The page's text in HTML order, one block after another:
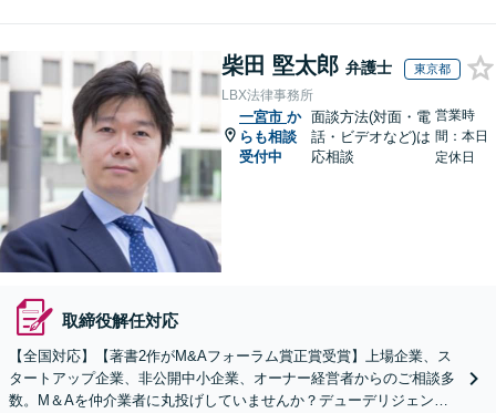
柴田 堅太郎 弁護士 東京都
LBX法律事務所
一宮市 か
らも相談
受付中
面談方法(対面・電
話・ビデオなど)は
応相談
営業時
間：本日
定休日
取締役解任対応
【全国対応】【著書2作がM&Aフォーラム賞正賞受賞】上場企業、ス
タートアップ企業、非公開中小企業、オーナー経営者からのご相談多
数。M＆Aを仲介業者に丸投げしていませんか？デューデリジェンス